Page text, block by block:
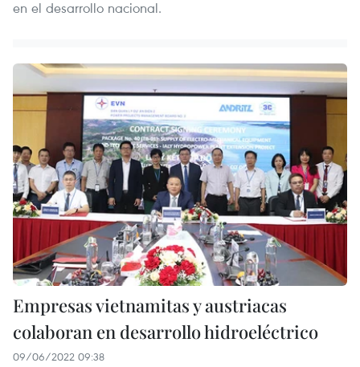
en el desarrollo nacional.
Empresas vietnamitas y austriacas
colaboran en desarrollo hidroeléctrico
09/06/2022 09:38